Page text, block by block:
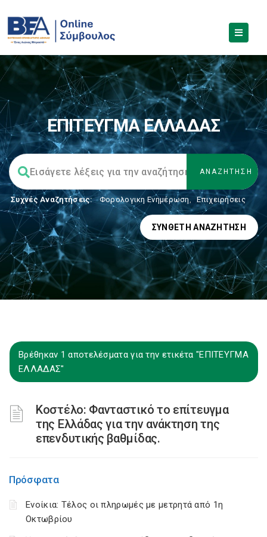
ΕΠΙΤΕΥΓΜΑ ΕΛΛΑΔΑΣ
Συχνές Αναζητήσεις: Φορολογικη Ενημέρωση, Επιχειρήσεις
ΣΎΝΘΕΤΗ ΑΝΑΖΉΤΗΣΗ
Βρέθηκαν 1 αποτελέσματα για την ετικέτα "ΕΠΙΤΕΥΓΜΑ
ΕΛΛΑΔΑΣ"
Κοστέλο: Φανταστικό το επίτευγμα
της Ελλάδας για την ανάκτηση της
επενδυτικής βαθμίδας.
Πρόσφατα
Ενοίκια: Τέλος οι πληρωμές με μετρητά από 1η
Οκτωβρίου